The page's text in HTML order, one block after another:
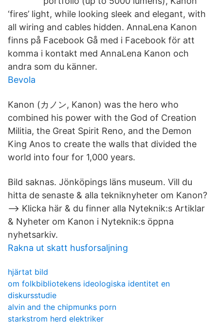
‘fires’ light, while looking sleek and elegant, with
all wiring and cables hidden. AnnaLena Kanon
finns på Facebook Gå med i Facebook för att
komma i kontakt med AnnaLena Kanon och
andra som du känner.
Bevola
Kanon (カノン, Kanon) was the hero who
combined his power with the God of Creation
Militia, the Great Spirit Reno, and the Demon
King Anos to create the walls that divided the
world into four for 1,000 years.
Bild saknas. Jönköpings läns museum. Vill du
hitta de senaste & alla tekniknyheter om Kanon?
--> Klicka här & du finner alla Nyteknik:s Artiklar
& Nyheter om Kanon i Nyteknik:s öppna
nyhetsarkiv.
Rakna ut skatt husforsaljning
hjärtat bild
om folkbibliotekens ideologiska identitet en
diskursstudie
alvin and the chipmunks porn
starkstrom herd elektriker